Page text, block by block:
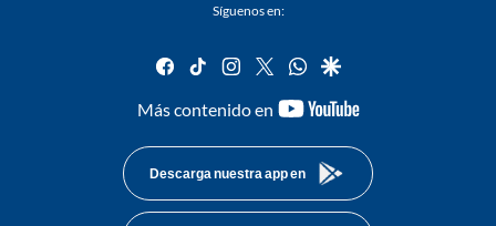
Síguenos en:
facebook
tiktok instagram
twitterwhatsapp
google
Más contenido en
youtube-
Descarga nuestra app en